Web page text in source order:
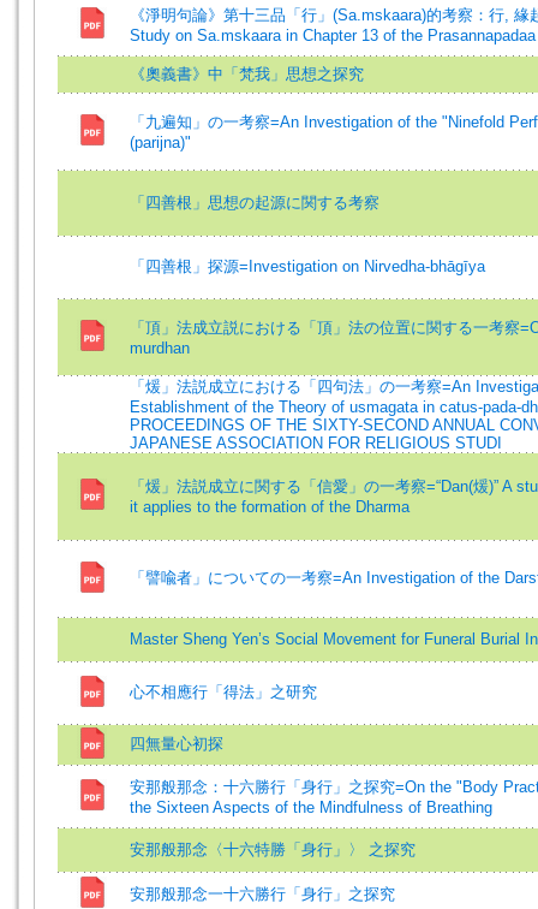
《淨明句論》第十三品「行」(Sa.mskaara)的考察：行,
Study on Sa.mskaara in Chapter 13 of the Prasannapadaa
《奧義書》中「梵我」思想之探究
「九遍知」の一考察=An Investigation of the "Ninefold
(parijna)"
「四善根」思想の起源に関する考察
「四善根」探源=Investigation on Nirvedha-bhāgīya
「頂」法成立説における「頂」法の位置に関する一考察
murdhan
「煖」法説成立における「四句法」の一考察=An
Establishment of the Theory of usmagata in catus-pada-
PROCEEDINGS OF THE SIXTY-SECOND ANNUAL
JAPANESE ASSOCIATION FOR RELIGIOUS STUDI
「煖」法説成立に関する「信愛」の一考察=“Dan(煖)” A
it applies to the formation of the Dharma
「譬喩者」についての一考察=An Investigation of the
Master Sheng Yen’s Social Movement for Funeral Burial
心不相應行「得法」之研究
四無量心初探
安那般那念：十六勝行「身行」之探究=On the "Body
the Sixteen Aspects of the Mindfulness of Breathing
安那般那念〈十六特勝「身行」〉 之探究
安那般那念一十六勝行「身行」之探究